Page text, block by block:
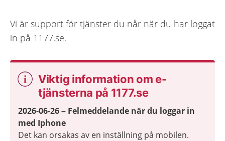
Vi är support för tjänster du når när du har loggat
in på 1177.se.
Viktig information om e-
tjänsterna på 1177.se
2026-06-26 – Felmeddelande när du loggar in
med Iphone
Det kan orsakas av en inställning på mobilen.